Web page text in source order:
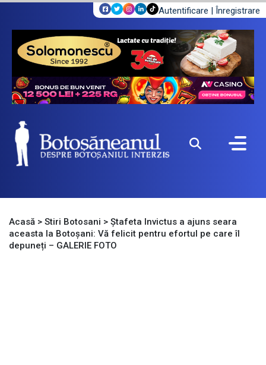
Autentificare | Înregistrare
Acasă > Stiri Botosani > Ștafeta Invictus a ajuns seara
aceasta la Botoșani: Vă felicit pentru efortul pe care îl
depuneți – GALERIE FOTO